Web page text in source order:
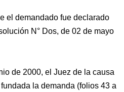
el demandado fue declarado
N° Dos, de 02 de mayo
de 2000, el Juez de la causa
la demanda (folios 43 a